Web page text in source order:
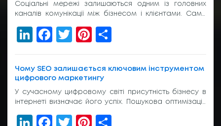
Соціальні мережі залишаються одним із головних
каналів комунікації між бізнесом і клієнтами. Саме
просування компаній в Instagram, TikTok, Facebook,
YouTube та Telegram, продовжує зростати. Багатьох
людей, які планують змінити професію або
обов’язків такого спеціаліста та яке sмм навчання
необхідне для […]
LinkedIn
Facebook
TwitterPinterest
Чому SEO залишається ключовим інструментом
цифрового маркетингу
У сучасному цифровому світі присутність бізнесу в
інтернеті визначає його успіх. Пошукова оптимізація
необхідністю для компаній, які прагнуть залишатися
LinkedIn
Facebook
TwitterPinterest